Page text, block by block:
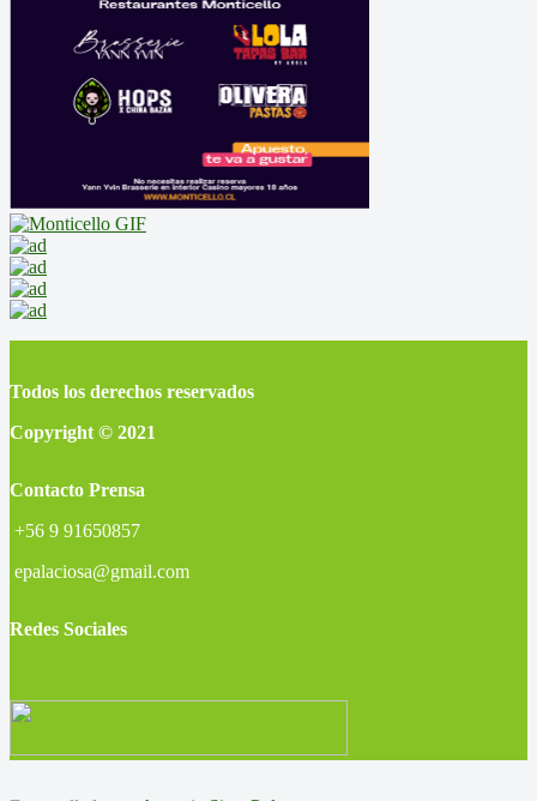
Todos los derechos reservados
Copyright © 2021
Contacto Prensa
+56 9 91650857
epalaciosa@gmail.com
Redes Sociales